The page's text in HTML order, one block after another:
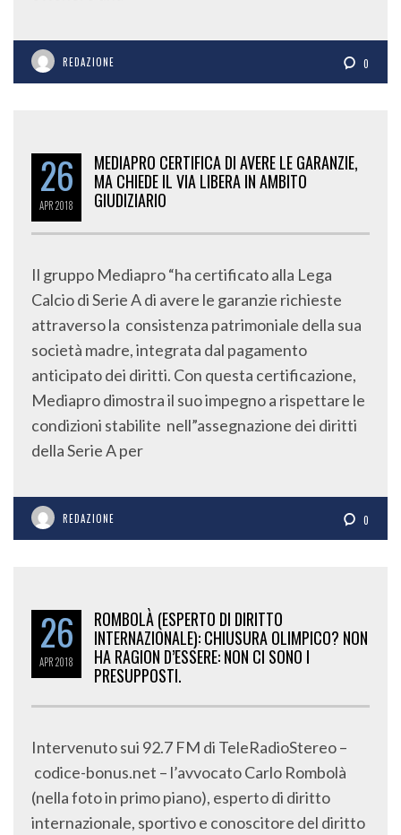
REDAZIONE 0
26
APR2018
MEDIAPRO CERTIFICA DI AVERE LE GARANZIE,
MA CHIEDE IL VIA LIBERA IN AMBITO
GIUDIZIARIO
Il gruppo Mediapro “ha certificato alla Lega
Calcio di Serie A di avere le garanzie richieste
attraverso la consistenza patrimoniale della sua
società madre, integrata dal pagamento
anticipato dei diritti. Con questa certificazione,
Mediapro dimostra il suo impegno a rispettare le
condizioni stabilite nell”assegnazione dei diritti
della Serie A per
REDAZIONE 0
26
APR2018
ROMBOLÀ (ESPERTO DI DIRITTO
INTERNAZIONALE): CHIUSURA OLIMPICO? NON
HA RAGION D’ESSERE: NON CI SONO I
PRESUPPOSTI.
Intervenuto sui 92.7 FM di TeleRadioStereo –
codice-bonus.net – l’avvocato Carlo Rombolà
(nella foto in primo piano), esperto di diritto
internazionale, sportivo e conoscitore del diritto